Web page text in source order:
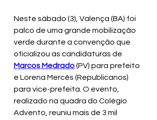
Neste sábado (3), Valença (BA) foi
palco de uma grande mobilização
verde durante a convenção que
oficializou as candidaturas de
Marcos Medrado (PV) para prefeito
e Lorena Mercês (Republicanos)
para vice-prefeita. O evento,
realizado na quadra do Colégio
Advento, reuniu mais de 3 mil